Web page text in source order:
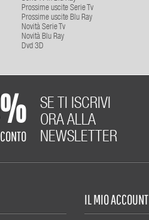
Prossime uscite Serie Tv
Prossime uscite Blu Ray
Novità Serie Tv
Novità Blu Ray
Dvd 3D
SE TI ISCRIVI
ORA ALLA
NEWSLETTER
IL MIO ACCOUNT